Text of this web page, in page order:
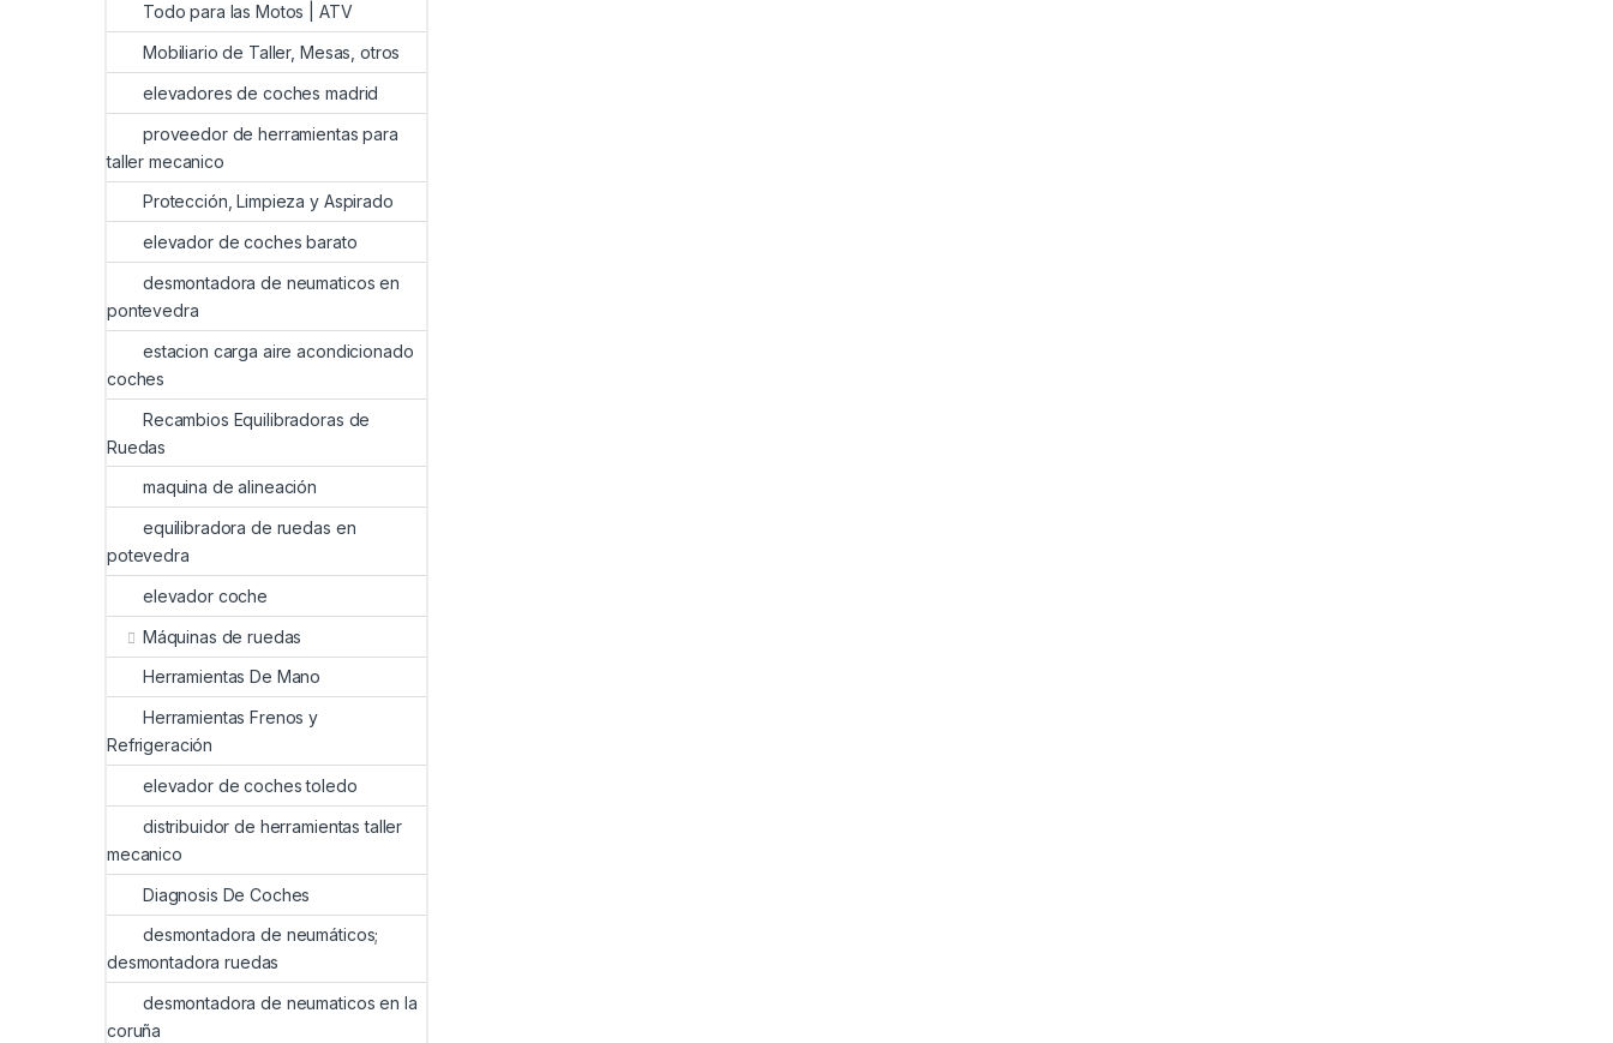
Todo para las Motos | ATV
Mobiliario de Taller, Mesas, otros
elevadores de coches madrid
proveedor de herramientas para
taller mecanico
Protección, Limpieza y Aspirado
elevador de coches barato
desmontadora de neumaticos en
pontevedra
estacion carga aire acondicionado
coches
Recambios Equilibradoras de
Ruedas
maquina de alineación
equilibradora de ruedas en
potevedra
elevador coche
Máquinas de ruedas
Herramientas De Mano
Herramientas Frenos y
Refrigeración
elevador de coches toledo
distribuidor de herramientas taller
mecanico
Diagnosis De Coches
desmontadora de neumáticos;
desmontadora ruedas
desmontadora de neumaticos en la
coruña